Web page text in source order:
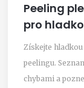
Peeling
pro
Získejte
peelingu.
chybami a